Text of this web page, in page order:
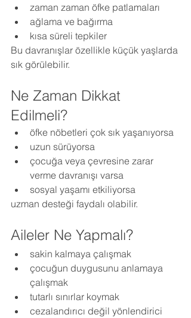
zaman zaman öfke patlamaları
ağlama ve bağırma
kısa süreli tepkiler
Bu davranışlar özellikle küçük yaşlarda
sık görülebilir.
Ne Zaman Dikkat
Edilmeli?
öfke nöbetleri çok sık yaşanıyorsa
uzun sürüyorsa
çocuğa veya çevresine zarar
verme davranışı varsa
sosyal yaşamı etkiliyorsa
uzman desteği faydalı olabilir.
Aileler Ne Yapmalı?
sakin kalmaya çalışmak
çocuğun duygusunu anlamaya
çalışmak
tutarlı sınırlar koymak
cezalandırıcı değil yönlendirici